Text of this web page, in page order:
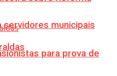
servidores municipais
para prova de